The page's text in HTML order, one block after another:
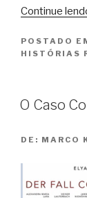
Continue
POSTADO
HISTÓRIAS
O Caso
DE: MARCO